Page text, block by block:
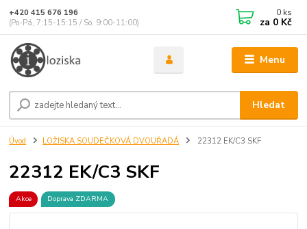
Menu
Hledat
+420 415 676 196
(Po-Pá, 7:15-15:15 / So, 9:00-11:00)
0 ks
za 0 Kč
Úvod LOŽISKA SOUDEČKOVÁ DVOUŘADÁ 22312 EK/C3 SKF
22312 EK/C3 SKF
Akce Doprava ZDARMA